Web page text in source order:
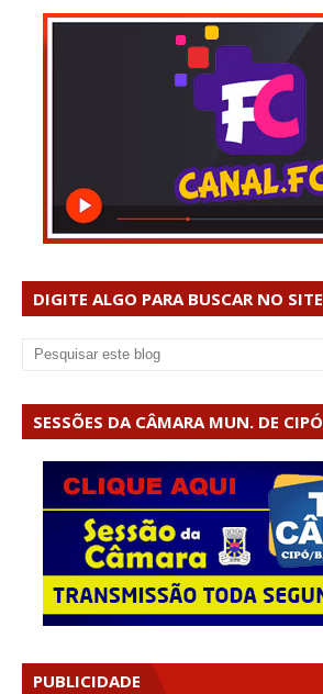
DIGITE ALGO PARA BUSCAR NO SITE
SESSÕES DA CÂMARA MUN. DE CIPÓ
PUBLICIDADE